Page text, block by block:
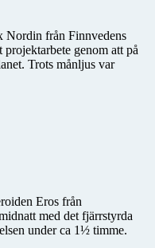
Nordin från Finnvedens
genom att på
Trots månljus var
Eros från
med det fjärrstyrda
under ca 1½ timme.